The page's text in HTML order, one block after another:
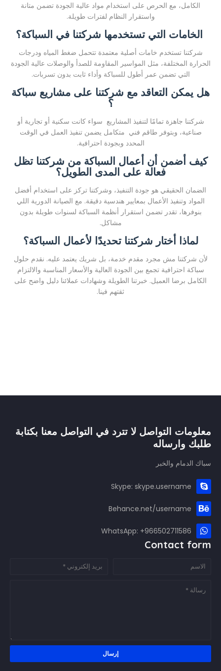
الكامل، مع الحرص على استخدام مواد عالية الجودة تضمن متانة
واستقرار النظام لفترات طويلة.
الخامات التي تستخدمها شركتنا في السباكة؟
شركتنا تستخدم خامات أصلية معتمدة تتحمل ضغط المياه ودرجات
الحرارة المختلفة، مثل المواسير المقاومة للصدأ والوصلات عالية الجودة
التي تضمن عمر أطول للسباكة وأداء ثابت بدون تسربات.
هل يمكن التعاقد مع شركتنا على مشاريع سباكة
؟
شركتنا جاهزة تمامًا لتنفيذ المشاريع سواء كانت سكنية أو تجارية أو
صناعية، وبتوفر طاقم فني متكامل يضمن تنفيذ العمل في الوقت
المحدد وبجودة احترافية.
كيف أضمن أن أعمال السباكة من شركتنا تظل
فعالة على المدى الطويل؟
الضمان الحقيقي هو جودة التنفيذ، وشركتنا تركز على استخدام أفضل
المواد وتنفيذ الأعمال بمعايير هندسية دقيقة. مع الصيانة الدورية اللي
بنوفرها، تقدر تضمن استقرار أنظمة السباكة لسنوات طويلة بدون
مشاكل.
لماذا أختار شركتنا تحديدًا لأعمال السباكة؟
لأن شركتنا مش مجرد مقدم خدمة، بل شريك يعتمد عليه. نقدم حلول
سباكة احترافية تجمع بين الجودة العالية والأسعار المناسبة والالتزام
الكامل برضا العميل. خبرتنا الطويلة وشهادات عملائنا دليل واضح على
ثقتهم فينا.
معلومات التواصل لا تترد في التواصل معنا بكتابة
طلبك وارساله
سباك الدمام والخبر
Skype: skype.username
Behance.net/username
WhatsApp: +966502711586
Contact form